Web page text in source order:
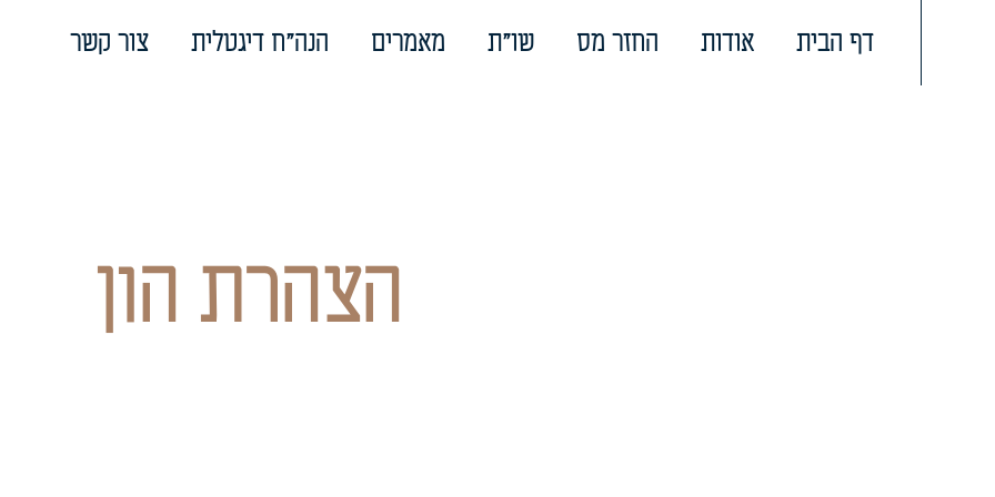
דף הבית אודות החזר מס שו"ת מאמרים הנה"ח דיגטלית צור קשר
הצהרת הון